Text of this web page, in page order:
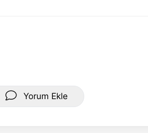
Yorum Ekle